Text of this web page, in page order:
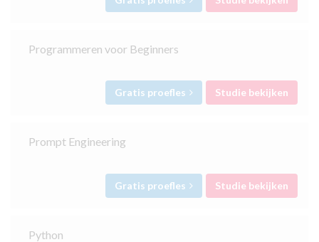
Programmeren voor Beginners
Gratis proefles Studie bekijken
Prompt Engineering
Gratis proefles Studie bekijken
Python